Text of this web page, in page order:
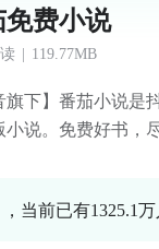
免费小说
119.77MB
旗下】番茄小说是
小说。免费好书，
当前已有1325.1